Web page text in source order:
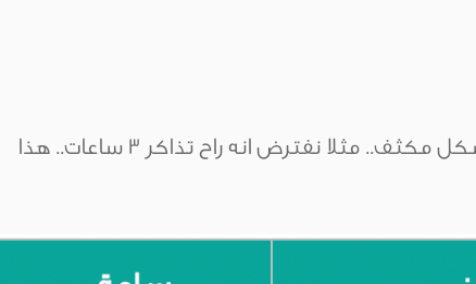
راح تبدأ اول أسبوع تركز على تطوير مهارة الاستماع بشكل مكثف.. مثلا نفترض انه راح تذاكر ٣ ساعات.. هذا